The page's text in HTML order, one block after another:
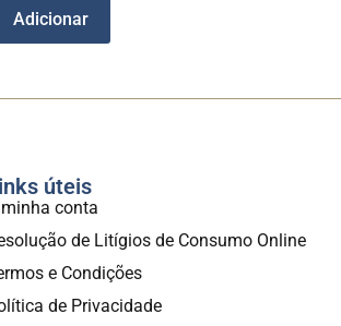
Adicionar
úteis
conta
de Litígios de Consumo Online
e Condições
de Privacidade